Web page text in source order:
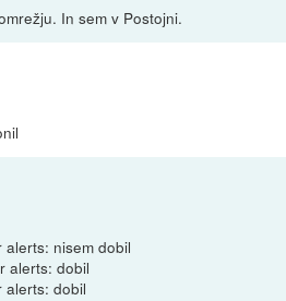
In sem v Postojni.
nisem dobil
alerts: dobil
alerts: dobil